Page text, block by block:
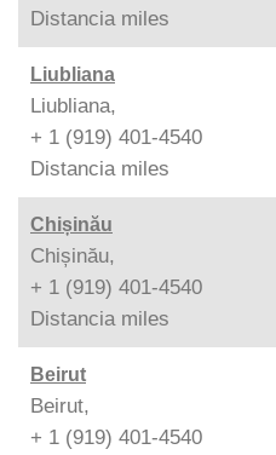
Distancia miles
Liubliana
Liubliana,
+ 1 (919) 401-4540
Distancia miles
Chișinău
Chișinău,
+ 1 (919) 401-4540
Distancia miles
Beirut
Beirut,
+ 1 (919) 401-4540